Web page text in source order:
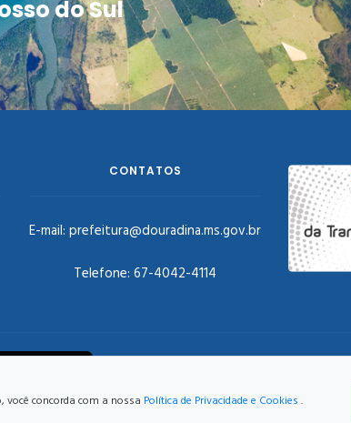
do Sul
CONTATOS
E-mail: prefeitura@douradina.ms.gov.br
Telefone: 67-4042-4114
concorda com a nossa Política de Privacidade e Cookies .